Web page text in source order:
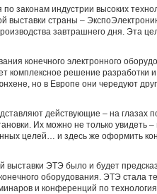
законам индустрии высоких
выставки страны –
завтрашнего дня. Эта
конечного электронного
комплексное решение разработки
но в Европе они чередуют
действующие – на глазах
Их можно не только увидеть
целей… и здесь же оформить
выставки ЭТЭ было и будет
оборудования. ЭТЭ стала
и конференций по